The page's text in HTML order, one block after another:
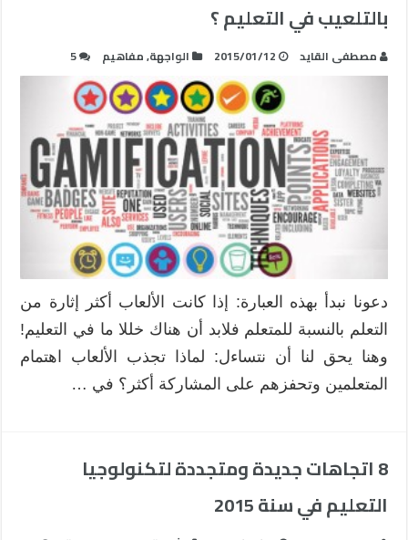
بالتلعيب في التعليم ؟
مصطفى القايد 2015/01/12 الواجهة,مفاهيم 5
دعونا نبدأ بهذه العبارة: إذا كانت الألعاب أكثر إثارة من
التعلم بالنسبة للمتعلم فلابد أن هناك خللا ما في التعليم!
وهنا يحق لنا أن نتساءل: لماذا تجذب الألعاب اهتمام
المتعلمين وتحفزهم على المشاركة أكثر؟ في …
8 اتجاهات جديدة ومتجددة لتكنولوجيا
التعليم في سنة 2015